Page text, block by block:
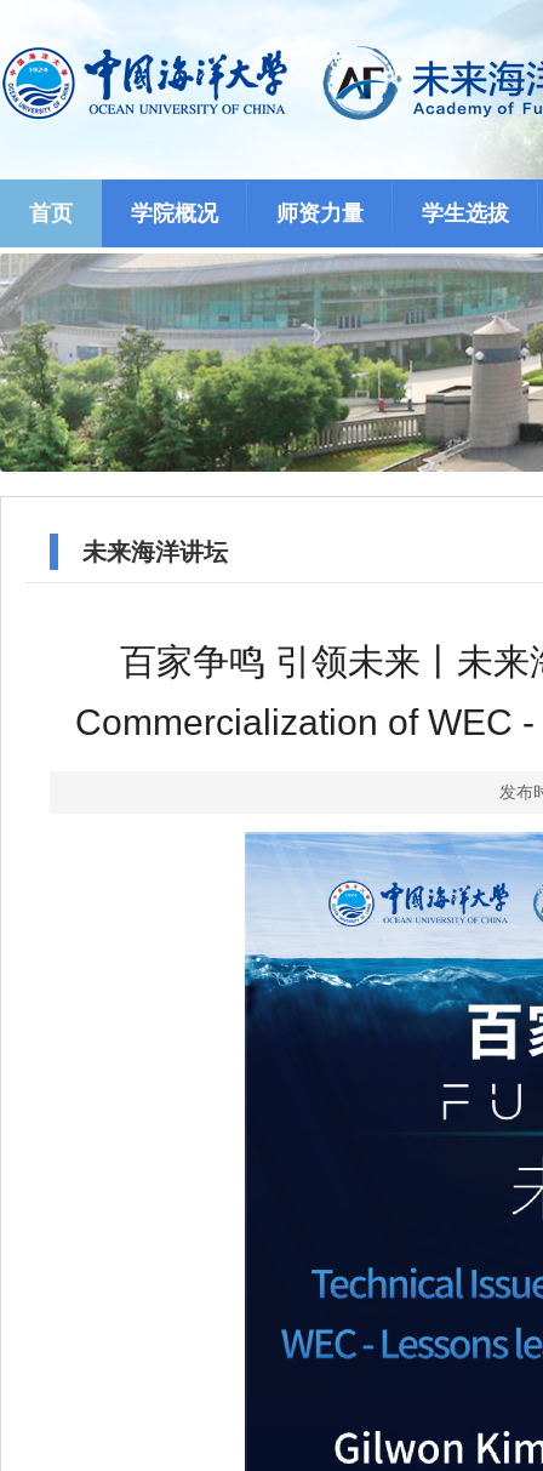
首页 学院概况 师资力量 学生选拔
未来海洋讲坛
百家争鸣 引领未来丨未
Commercialization of WEC
发布